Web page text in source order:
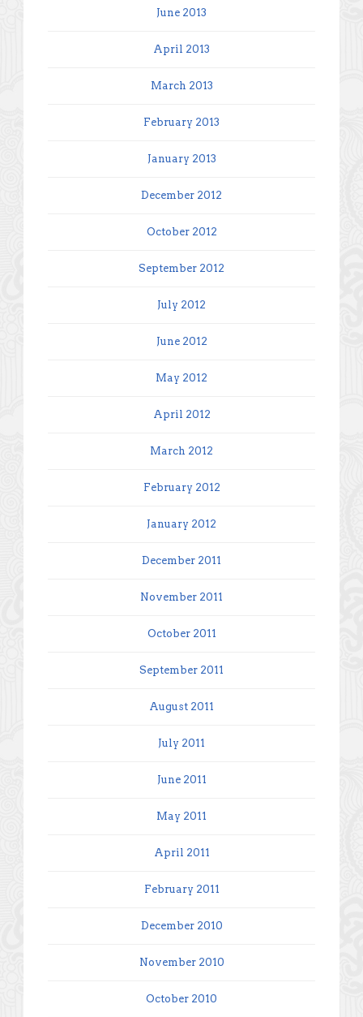
June 2013
April 2013
March 2013
February 2013
January 2013
December 2012
October 2012
September 2012
July 2012
June 2012
May 2012
April 2012
March 2012
February 2012
January 2012
December 2011
November 2011
October 2011
September 2011
August 2011
July 2011
June 2011
May 2011
April 2011
February 2011
December 2010
November 2010
October 2010